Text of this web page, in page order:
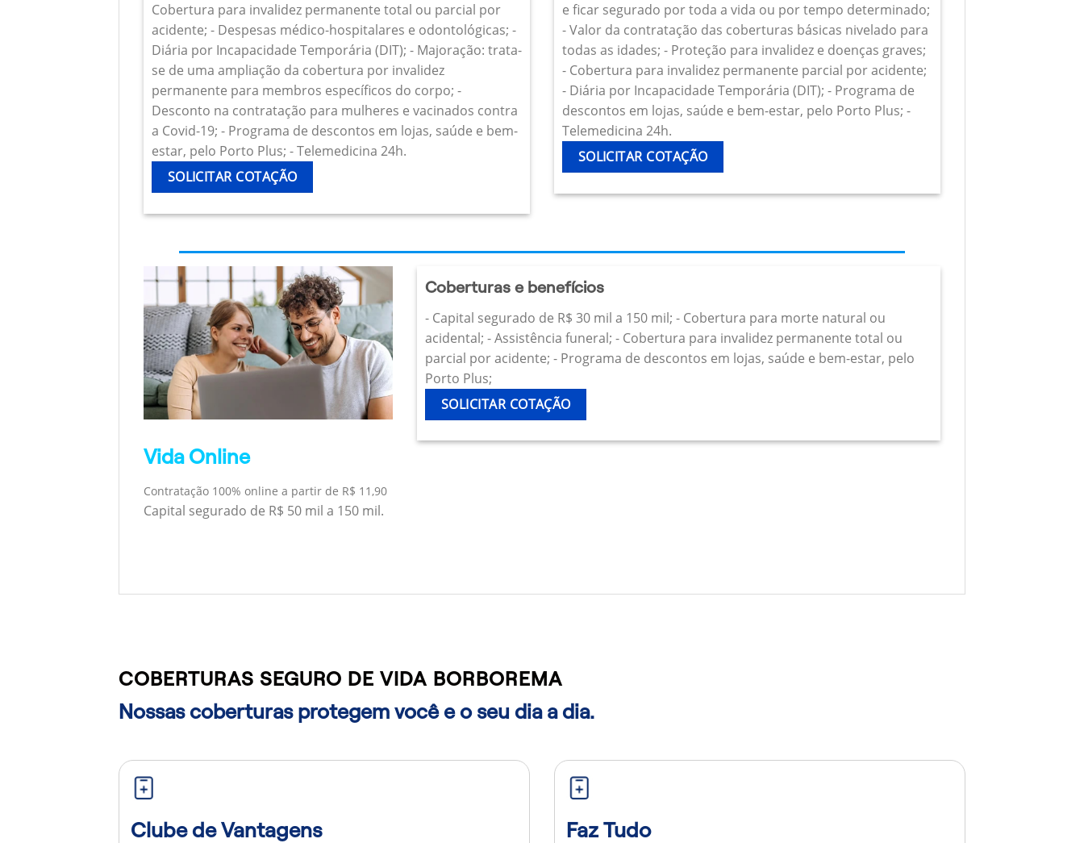
Cobertura para invalidez permanente total ou parcial por
acidente; - Despesas médico-hospitalares e odontológicas; -
Diária por Incapacidade Temporária (DIT); - Majoração: trata-
se de uma ampliação da cobertura por invalidez
permanente para membros específicos do corpo; -
Desconto na contratação para mulheres e vacinados contra
a Covid-19; - Programa de descontos em lojas, saúde e bem-
estar, pelo Porto Plus; - Telemedicina 24h.
SOLICITAR COTAÇÃO
e ficar segurado por toda a vida ou por tempo determinado;
- Valor da contratação das coberturas básicas nivelado para
todas as idades; - Proteção para invalidez e doenças graves;
- Cobertura para invalidez permanente parcial por acidente;
- Diária por Incapacidade Temporária (DIT); - Programa de
descontos em lojas, saúde e bem-estar, pelo Porto Plus; -
Telemedicina 24h.
SOLICITAR COTAÇÃO
Vida Online
Contratação 100% online a partir de R$ 11,90
Capital segurado de R$ 50 mil a 150 mil.
Coberturas e benefícios
- Capital segurado de R$ 30 mil a 150 mil; - Cobertura para morte natural ou
acidental; - Assistência funeral; - Cobertura para invalidez permanente total ou
parcial por acidente; - Programa de descontos em lojas, saúde e bem-estar, pelo
Porto Plus;
SOLICITAR COTAÇÃO
COBERTURAS SEGURO DE VIDA BORBOREMA
Nossas coberturas protegem você e o seu dia a dia.
Clube de Vantagens Faz Tudo